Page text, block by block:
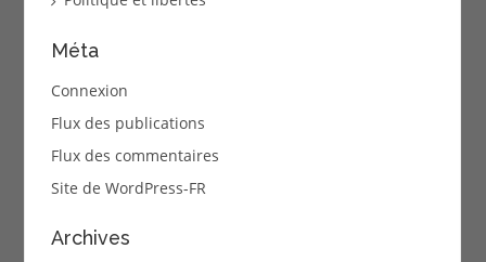
Méta
Connexion
Flux des publications
Flux des commentaires
Site de WordPress-FR
Archives